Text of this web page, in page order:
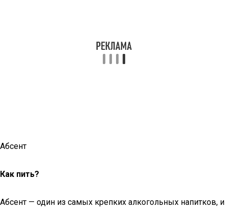
Абсент
Как пить?
Абсент — один из самых крепких алкогольных напитков, и